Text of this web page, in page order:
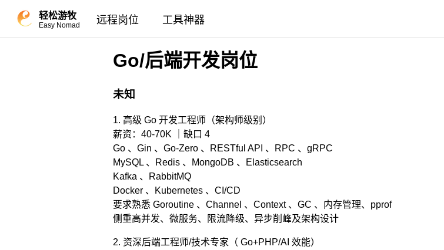
轻松游牧
Easy Nomad 远程岗位 工具神器
Go/后端开发岗位
未知
1. 高级 Go 开发工程师（架构师级别）
薪资：40-70K ｜缺口 4
Go 、Gin 、Go-Zero 、RESTful API 、RPC 、gRPC
MySQL 、Redis 、MongoDB 、Elasticsearch
Kafka 、RabbitMQ
Docker 、Kubernetes 、CI/CD
要求熟悉 Goroutine 、Channel 、Context 、GC 、内存管理、pprof
侧重高并发、微服务、限流降级、异步削峰及架构设计
2. 资深后端工程师/技术专家（ Go+PHP/AI 效能）